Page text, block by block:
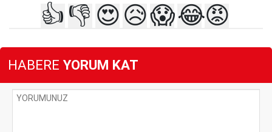
👍 👎 😍😥😱😂😡
HABERE YORUM KAT